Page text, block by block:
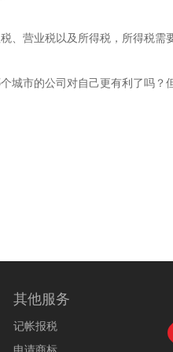
营业税以及所得税，所得税需
市的公司对自己更有利了吗？
其他服务
记帐报税
申请商标